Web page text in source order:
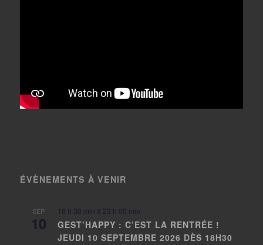
ÉVÈNEMENTS À VENIR
SEP
10
18 h 30 min à 23 h 00 min
GEST’HAPPY : C’EST LA RENTRÉE !
JEUDI 10 SEPTEMBRE 2026 DÈS 18H30